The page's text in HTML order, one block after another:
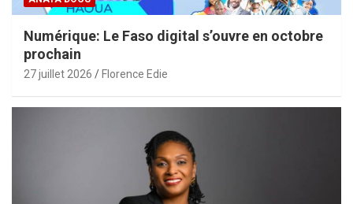
Numérique: Le Faso digital s’ouvre en octobre
prochain
27 juillet 2026 Florence Edie